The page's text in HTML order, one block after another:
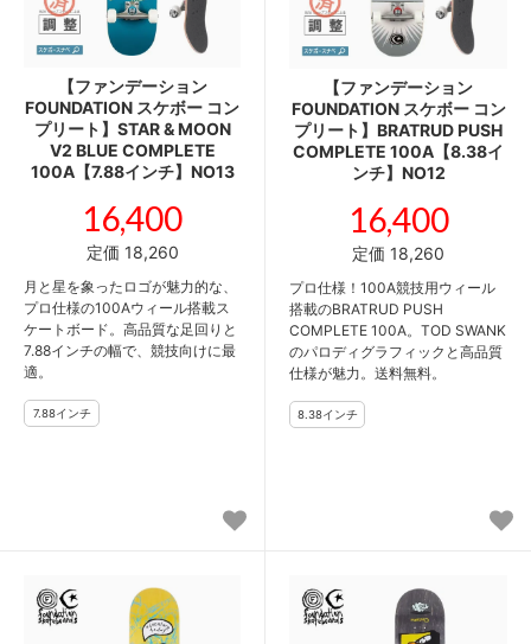
【ファンデーション
FOUNDATION スケボー コン
プリート】STAR & MOON
V2 BLUE COMPLETE
100A【7.88インチ】NO13
16,400
定価 18,260
月と星を象ったロゴが魅力的な、
プロ仕様の100Aウィール搭載ス
ケートボード。高品質な足回りと
7.88インチの幅で、競技向けに最
適。
【ファンデーション
FOUNDATION スケボー コン
プリート】BRATRUD PUSH
COMPLETE 100A【8.38イ
ンチ】NO12
16,400
定価 18,260
プロ仕様！100A競技用ウィール
搭載のBRATRUD PUSH
COMPLETE 100A。TOD SWANK
のパロディグラフィックと高品質
仕様が魅力。送料無料。